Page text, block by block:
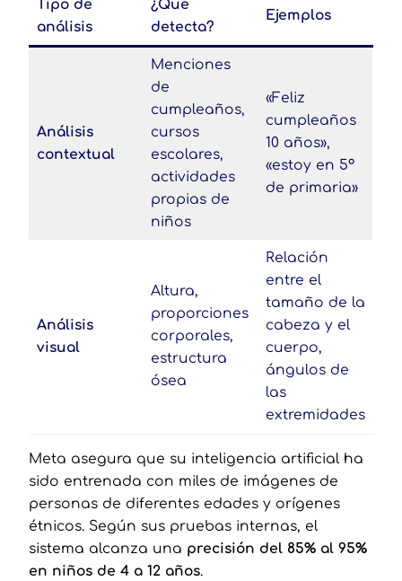
Tipo de
análisis
¿Qué
detecta?
Ejemplos
Análisis
contextual
Menciones
de
cumpleaños,
cursos
escolares,
actividades
propias de
niños
«Feliz
cumpleaños
10 años»,
«estoy en 5º
de primaria»
Análisis
visual
Altura,
proporciones
corporales,
estructura
ósea
Relación
entre el
tamaño de la
cabeza y el
cuerpo,
ángulos de
las
extremidades
Meta asegura que su inteligencia artificial ha
sido entrenada con miles de imágenes de
personas de diferentes edades y orígenes
étnicos. Según sus pruebas internas, el
sistema alcanza una precisión del 85% al 95%
en niños de 4 a 12 años.